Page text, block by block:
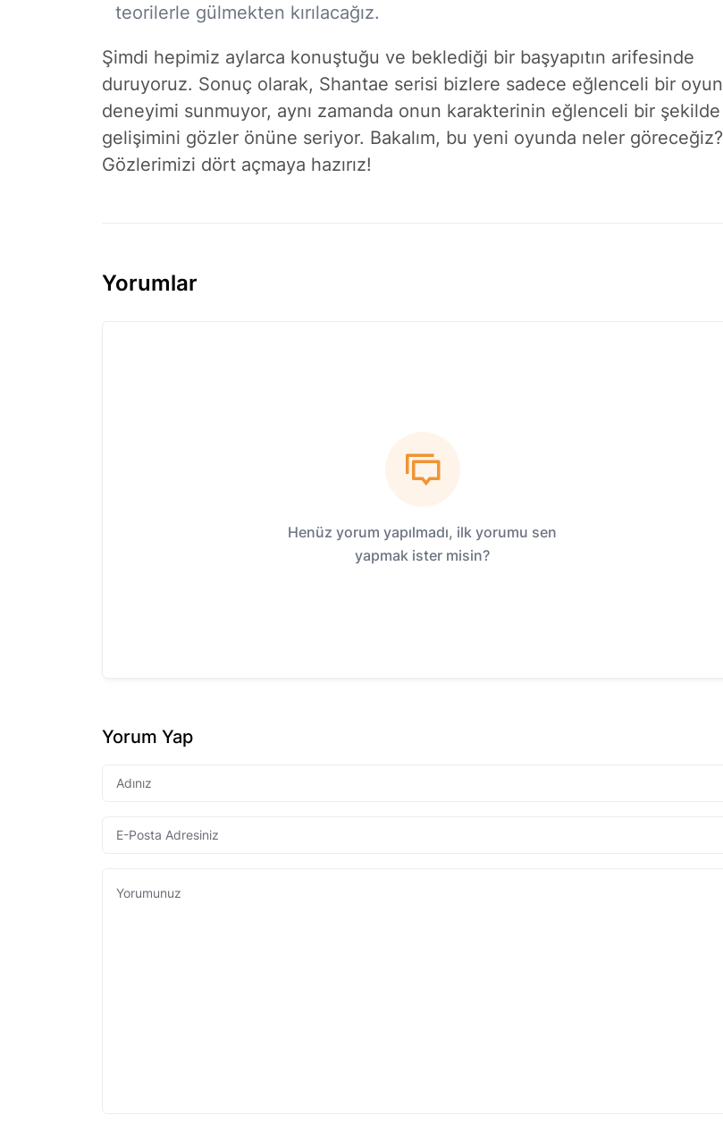
teorilerle gülmekten kırılacağız.
Şimdi hepimiz aylarca konuştuğu ve beklediği bir başyapıtın arifesinde
duruyoruz. Sonuç olarak, Shantae serisi bizlere sadece eğlenceli bir oyun
deneyimi sunmuyor, aynı zamanda onun karakterinin eğlenceli bir şekilde
gelişimini gözler önüne seriyor. Bakalım, bu yeni oyunda neler göreceğiz?
Gözlerimizi dört açmaya hazırız!
Yorumlar
Henüz yorum yapılmadı, ilk yorumu sen
yapmak ister misin?
Yorum Yap